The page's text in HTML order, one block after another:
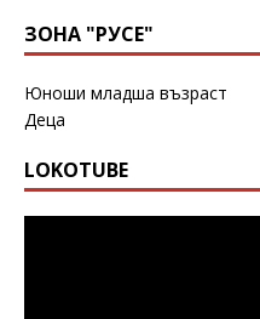
ЗОНА "РУСЕ"
Юноши младша възраст
Деца
LOKOTUBE